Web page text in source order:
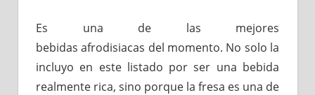
Es una de las mejores
bebidas afrodisiacas del momento. No solo la
incluyo en este listado por ser una bebida
realmente rica, sino porque la fresa es una de